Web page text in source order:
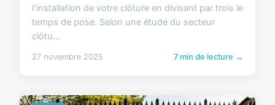
l'installation de votre clôture en divisant par trois le
temps de pose. Selon une étude du secteur
clôtu...
27 novembre 2025 7 min de lecture →